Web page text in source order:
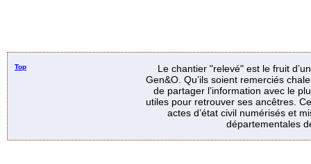
Top
Le chantier "relevé" est le fruit
Gen&O. Qu’ils soient remerciés
de partager l’information avec le
utiles pour retrouver ses ancêtres.
actes d’état civil numérisés et
départementales